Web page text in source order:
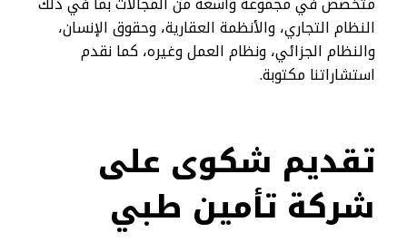
النظام التجاري، والأنظمة العقارية، وحقوق الإنسان،
والنظام الجزائي، ونظام العمل وغيره، كما نقدم
استشاراتنا مكتوبة.
تقديم شكوى على
شركة تأمين طبي​